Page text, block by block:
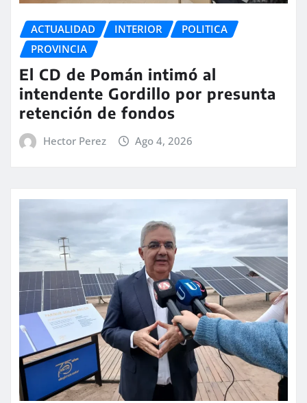
ACTUALIDAD INTERIOR
POLITICA
PROVINCIA
El CD de Pomán intimó al
intendente Gordillo por presunta
retención de fondos
Hector Perez Ago 4, 2026